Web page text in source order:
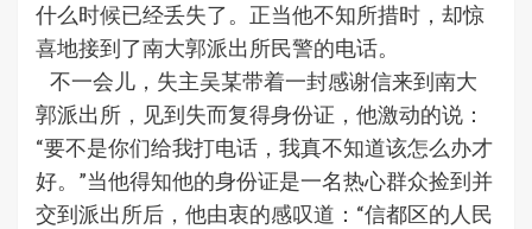
什么时候已经丢失了。正当他不知所措时，却惊
喜地接到了南大郭派出所民警的电话。
不一会儿，失主吴某带着一封感谢信来到南大
郭派出所，见到失而复得身份证，他激动的说：
“要不是你们给我打电话，我真不知道该怎么办才
好。”当他得知他的身份证是一名热心群众捡到并
交到派出所后，他由衷的感叹道：“信都区的人民